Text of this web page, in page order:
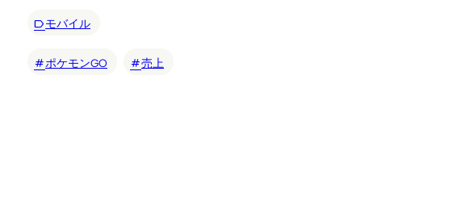
モバイル
ポケモンGO 売上